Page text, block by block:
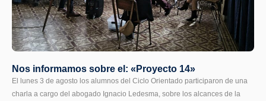
Nos informamos sobre el: «Proyecto 14»
El lunes 3 de agosto los alumnos del Ciclo Orientado participaron de una
charla a cargo del abogado Ignacio Ledesma, sobre los alcances de la